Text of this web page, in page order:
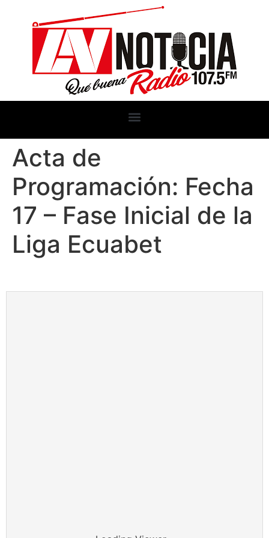
Acta de
Programación: Fecha
17 – Fase Inicial de la
Liga Ecuabet